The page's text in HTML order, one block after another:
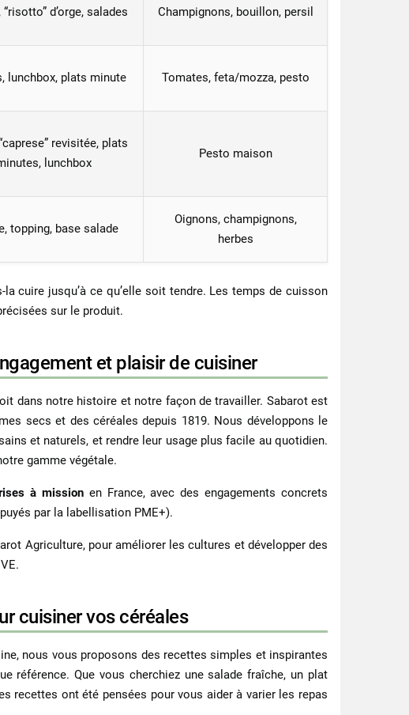
d’orge, salades Champignons, bouillon, persil
lunchbox, plats minute Tomates, feta/mozza, pesto
revisitée, plats
lunchbox
Pesto maison
topping, base salade
Oignons, champignons,
herbes
cuire jusqu’à ce qu’elle soit tendre. Les temps de cuisson
sur le produit.
et plaisir de cuisiner
dans notre histoire et notre façon de travailler. Sabarot est
secs et des céréales depuis 1819. Nous développons le
et naturels, et rendre leur usage plus facile au quotidien.
gamme végétale.
à missionen France, avec des engagements concrets
par la labellisation PME+).
Agriculture, pour améliorer les cultures et développer des
cuisiner vos céréales
nous vous proposons des recettes simples et inspirantes
référence. Que vous cherchiez une salade fraîche, un plat
recettes ont été pensées pour vous aider à varier les repas